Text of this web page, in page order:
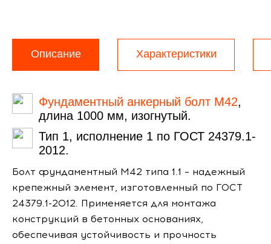
Описание Характеристики
Фундаментный анкерный болт М42,
длина 1000 мм, изогнутый.
Тип 1, исполнение 1 по ГОСТ 24379.1-
2012.
Болт фундаментный М42 типа 1.1 – надежный
крепежный элемент, изготовленный по ГОСТ
24379.1-2012. Применяется для монтажа
конструкций в бетонных основаниях,
обеспечивая устойчивость и прочность